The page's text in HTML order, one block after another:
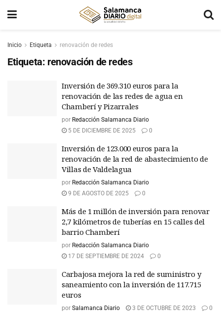
Inicio Etiqueta renovación de redes
Etiqueta: renovación de redes
Inversión de 369.310 euros para la
renovación de las redes de agua en
Chamberí y Pizarrales
por Redacción Salamanca Diario
5 DE DICIEMBRE DE 2025
0
Inversión de 123.000 euros para la
renovación de la red de abastecimiento de
Villas de Valdelagua
por Redacción Salamanca Diario
9 DE AGOSTO DE 2025
0
Más de 1 millón de inversión para renovar
2,7 kilómetros de tuberías en 15 calles del
barrio Chamberí
por Redacción Salamanca Diario
17 DE SEPTIEMBRE DE 2024
0
Carbajosa mejora la red de suministro y
saneamiento con la inversión de 117.715
euros
por Salamanca Diario 3 DE OCTUBRE DE 2023 0